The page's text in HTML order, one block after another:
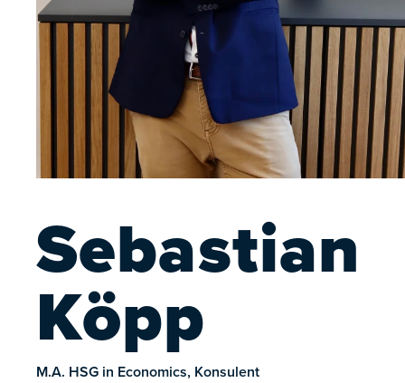
Sebastian
Köpp
M.A. HSG in Economics, Konsulent